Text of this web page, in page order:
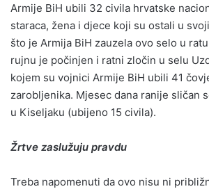
Armije BiH ubili 32 civila hrvatske
staraca, žena i djece koji su ostali u
što je Armija BiH zauzela ovo selo u
rujnu je počinjen i ratni zločin u selu
kojem su vojnici Armije BiH ubili 41
zarobljenika. Mjesec dana ranije sličan
u Kiseljaku (ubijeno 15 civila).
Žrtve zaslužuju pravdu
Treba napomenuti da ovo nisu ni